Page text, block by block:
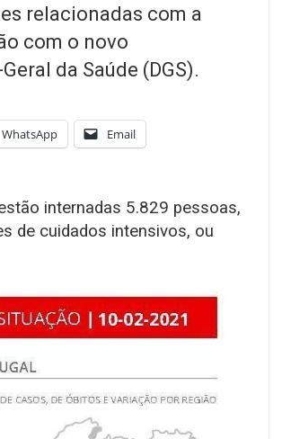
relacionadas com a
com o novo
da Saúde (DGS).
WhatsApp Email
internadas 5.829 pessoas,
de cuidados intensivos, ou